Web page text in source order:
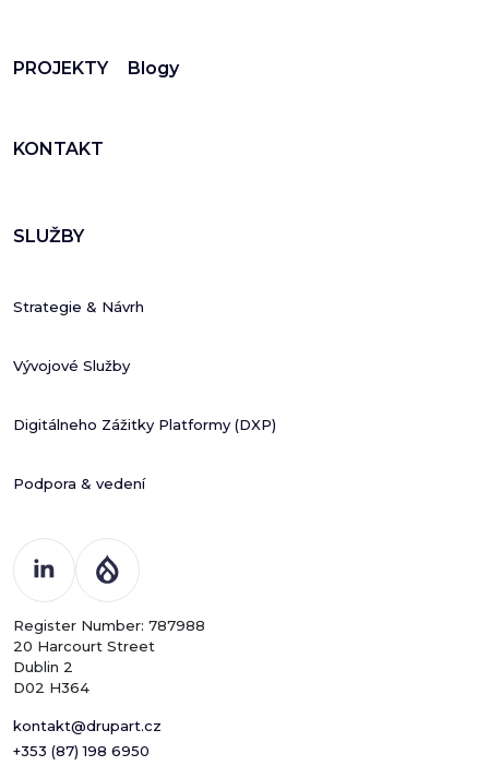
PROJEKTY Blogy
KONTAKT
SLUŽBY
Strategie & Návrh
Vývojové Služby
Digitálneho Zážitky Platformy (DXP)
Podpora & vedení
Register Number: 787988
20 Harcourt Street
Dublin 2
D02 H364
kontakt@drupart.cz
+353 (87) 198 6950